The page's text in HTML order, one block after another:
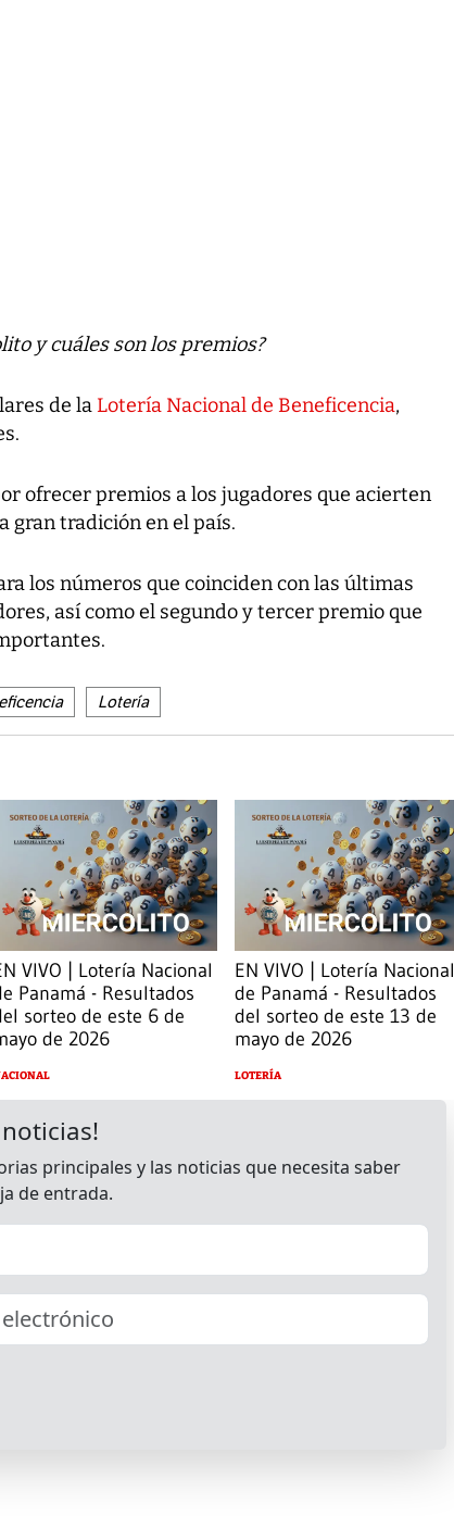
y cuáles son los premios?
de laLotería Nacional de Beneficencia,
ofrecer premios a los jugadores que acierten
gran tradición en el país.
los números que coinciden con las últimas
así como el segundo y tercer premio que
Lotería
VIVO | Lotería Nacional
Panamá - Resultados
sorteo de este 6 de
de 2026
EN VIVO | Lotería Nacional
de Panamá - Resultados
del sorteo de este 13 de
mayo de 2026
LOTERÍA